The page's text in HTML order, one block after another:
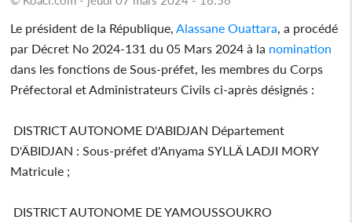
Le président de la République, Alassane Ouattara , a procédé
par Décret No 2024-131 du 05 Mars 2024 à la nomination
dans les fonctions de Sous-préfet, les membres du Corps
Préfectoral et Administrateurs Civils ci-après désignés :
DISTRICT AUTONOME D'ABIDJAN Département
D'ÄBIDJAN : Sous-préfet d'Anyama SYLLÄ LADJI MORY
Matricule ;
DISTRICT AUTONOME DE YAMOUSSOUKRO